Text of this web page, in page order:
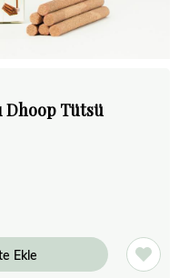
Dhoop Tütsü